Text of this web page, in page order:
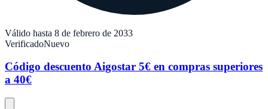
Válido hasta 8 de febrero de 2033
VerificadoNuevo
Código descuento Aigostar 5€ en compras superiores
a 40€